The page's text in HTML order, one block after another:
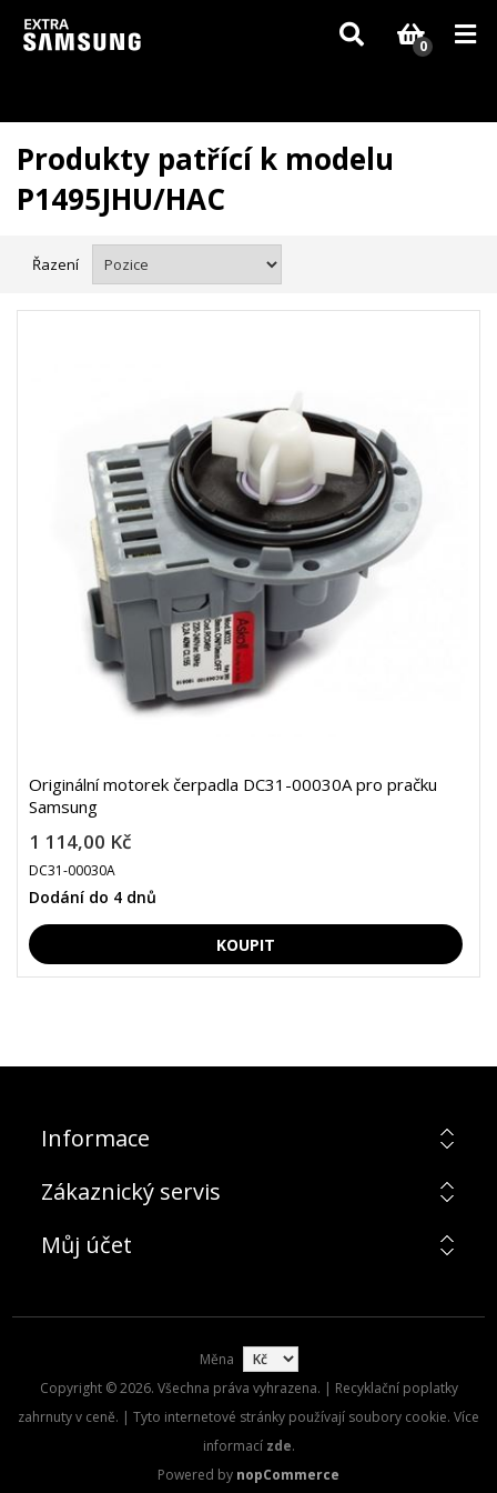
Vzhledem k aktuální situaci se může dodání dílů, které nejsou skladem,
zpozdit. Děkujeme za pochopení.
0
Produkty patřící k modelu
P1495JHU/HAC
Řazení
Originální motorek čerpadla DC31-00030A pro pračku
Samsung
1 114,00 Kč
DC31-00030A
Dodání do 4 dnů
Informace
Zákaznický servis
Můj účet
Měna
Copyright © 2026. Všechna práva vyhrazena. | Recyklační poplatky
zahrnuty v ceně. | Tyto internetové stránky používají soubory cookie. Více
informací zde.
Powered by nopCommerce